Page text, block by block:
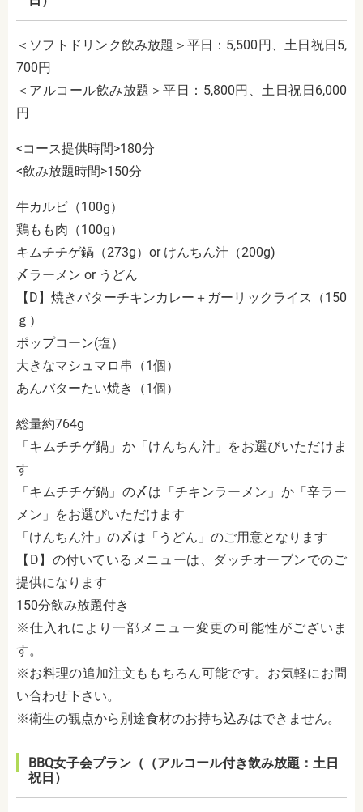
＜ソフトドリンク飲み放題＞平日：5,500円、土日祝日5,
700円
＜アルコール飲み放題＞平日：5,800円、土日祝日6,000
円
<コース提供時間>180分
<飲み放題時間>150分
牛カルビ（100g）
鶏もも肉（100g）
キムチチゲ鍋（273g）or けんちん汁（200g)
〆ラーメン or うどん
【D】焼きバターチキンカレー＋ガーリックライス（150
ｇ）
ポップコーン(塩）
大きなマシュマロ串（1個）
あんバターたい焼き（1個）
総量約764g
「キムチチゲ鍋」か「けんちん汁」をお選びいただけま
す
「キムチチゲ鍋」の〆は「チキンラーメン」か「辛ラー
メン」をお選びいただけます
「けんちん汁」の〆は「うどん」のご用意となります
【D】の付いているメニューは、ダッチオーブンでのご
提供になります
150分飲み放題付き
※仕入れにより一部メニュー変更の可能性がございま
す。
※お料理の追加注文ももちろん可能です。お気軽にお問
い合わせ下さい。
※衛生の観点から別途食材のお持ち込みはできません。
BBQ女子会プラン（（アルコール付き飲み放題：土日
祝日）